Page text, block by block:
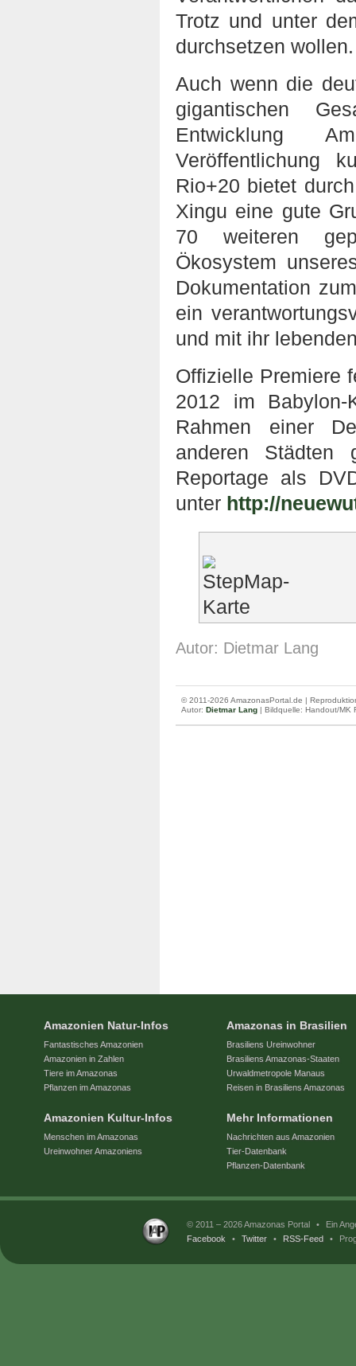
Trotz und unter
durchsetzen wollen.
Auch wenn die
gigantischen
Entwicklung
Veröffentlichung
Rio+20 bietet
Xingu eine gute
70 weiteren
Ökosystem
Dokumentation
ein
und mit ihr
Offizielle Premiere
2012 im
Rahmen einer
anderen Städten
Reportage als
unter http://
Autor: Dietmar Lang
© 2011-2026 AmazonasPortal.de |
Autor: Dietmar Lang | Bildquelle: Handout/MK
Amazonien Natur-Infos
Fantastisches Amazonien
Amazonien in Zahlen
Tiere im Amazonas
Pflanzen im Amazonas
Amazonien Kultur-Infos
Menschen im Amazonas
Ureinwohner Amazoniens
Amazonas in Brasilien
Brasiliens Ureinwohner
Brasiliens Amazonas-Staaten
Urwaldmetropole Manaus
Reisen in Brasiliens Amazonas
Mehr Informationen
Nachrichten aus Amazonien
Tier-Datenbank
Pflanzen-Datenbank
© 2011 – 2026 Amazonas Portal •
Ein
Facebook
• Twitter • RSS-Feed •